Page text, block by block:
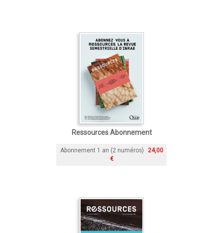
Ressources Abonnement
Abonnement 1 an (2 numéros)
24,00
€